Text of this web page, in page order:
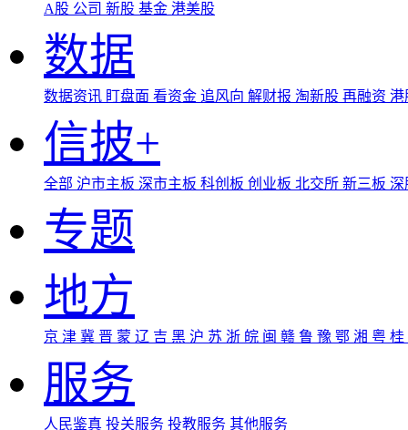
A股 公司 新股 基金 港美股
数据
数据资讯 盯盘面 看资金 追风向 解财报 淘新股 再融资
信披+
全部 沪市主板 深市主板 科创板 创业板 北交所 新三板
专题
地方
京 津 冀 晋 蒙 辽 吉 黑 沪 苏 浙 皖 闽 赣 鲁 豫 鄂 湘 粤 桂
服务
人民鉴真 投关服务 投教服务 其他服务